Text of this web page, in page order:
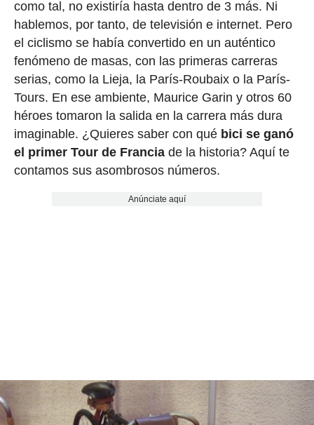
como tal, no existiría hasta dentro de 3 más. Ni
hablemos, por tanto, de televisión e internet. Pero
el ciclismo se había convertido en un auténtico
fenómeno de masas, con las primeras carreras
serias, como la Lieja, la París-Roubaix o la París-
Tours. En ese ambiente, Maurice Garin y otros 60
héroes tomaron la salida en la carrera más dura
imaginable. ¿Quieres saber con qué bici se ganó
el primer Tour de Franciade la historia? Aquí te
contamos sus asombrosos números.
Anúnciate aquí